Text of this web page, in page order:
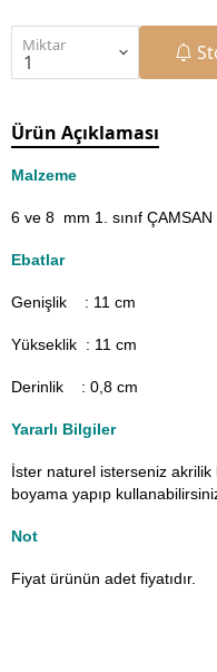
Miktar
Ürün Açıklaması
Malzeme
6 ve 8 mm 1. sınıf
Ebatlar
Genişlik : 11 cm
Yükseklik : 11 cm
Derinlik : 0,8 cm
Yararlı Bilgiler
İster naturel isterseniz
boyama yapıp
Not
Fiyat ürünün adet fiyatıdır.